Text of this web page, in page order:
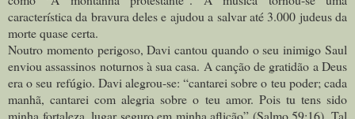
característica da bravura deles e ajudou a salvar até 3.000 judeus da
morte quase certa.
Noutro momento perigoso, Davi cantou quando o seu inimigo Saul
enviou assassinos noturnos à sua casa. A canção de gratidão a Deus
era o seu refúgio. Davi alegrou-se: “cantarei sobre o teu poder; cada
manhã, cantarei com alegria sobre o teu amor. Pois tu tens sido
minha fortaleza, lugar seguro em minha aflição” (Salmo 59:16). Tal